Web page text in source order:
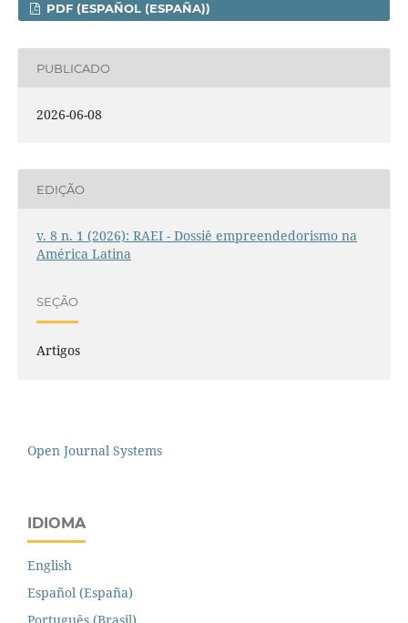
PDF (ESPAÑOL (ESPAÑA))
PUBLICADO
2026-06-08
EDIÇÃO
v. 8 n. 1 (2026): RAEI - Dossiê empreendedorismo na
América Latina
SEÇÃO
Artigos
Open Journal Systems
IDIOMA
English
Español (España)